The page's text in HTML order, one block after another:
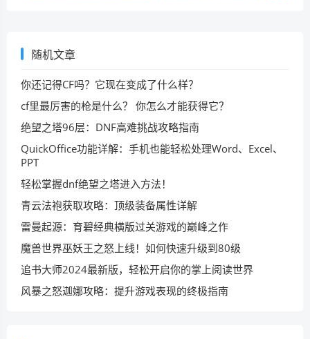
随机文章
你还记得CF吗？它现在变成了什么样？
cf里最厉害的枪是什么？ 你怎么才能获得它？
绝望之塔96层：DNF高难挑战攻略指南
QuickOffice功能详解：手机也能轻松处理Word、Excel、
PPT
轻松掌握dnf绝望之塔进入方法！
青云法袍获取攻略：顶级装备属性详解
雷曼起源：育碧经典横版过关游戏的巅峰之作
魔兽世界巫妖王之怒上线！如何快速升级到80级
追书大师2024最新版，轻松开启你的掌上阅读世界
风暴之怒迦娜攻略：提升游戏表现的终极指南